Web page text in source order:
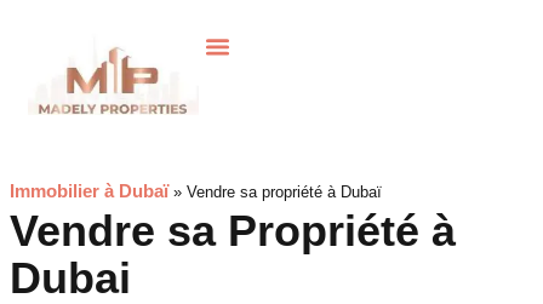
Immobilier à Dubaï» Vendre sa propriété à Dubaï
Vendre sa Propriété à
Dubai